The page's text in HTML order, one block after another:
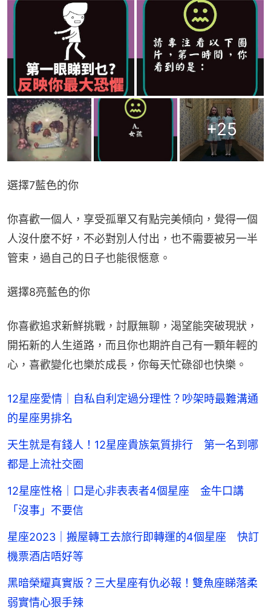
+25
選擇7藍色的你
你喜歡一個人，享受孤單又有點完美傾向，覺得一個
人沒什麼不好，不必對別人付出，也不需要被另一半
管束，過自己的日子也能很愜意。
選擇8亮藍色的你
你喜歡追求新鮮挑戰，討厭無聊，渴望能突破現狀，
開拓新的人生道路，而且你也期許自己有一顆年輕的
心，喜歡變化也樂於成長，你每天忙碌卻也快樂。
12星座愛情｜自私自利定過分理性？吵架時最難溝通
的星座男排名
天生就是有錢人！12星座貴族氣質排行 第一名到哪
都是上流社交圈
12星座性格｜口是心非表表者4個星座 金牛口講
「沒事」不要信
星座2023｜搬屋轉工去旅行即轉運的4個星座 快訂
機票酒店唔好等
黑暗榮耀真實版？三大星座有仇必報！雙魚座睇落柔
弱實情心狠手辣